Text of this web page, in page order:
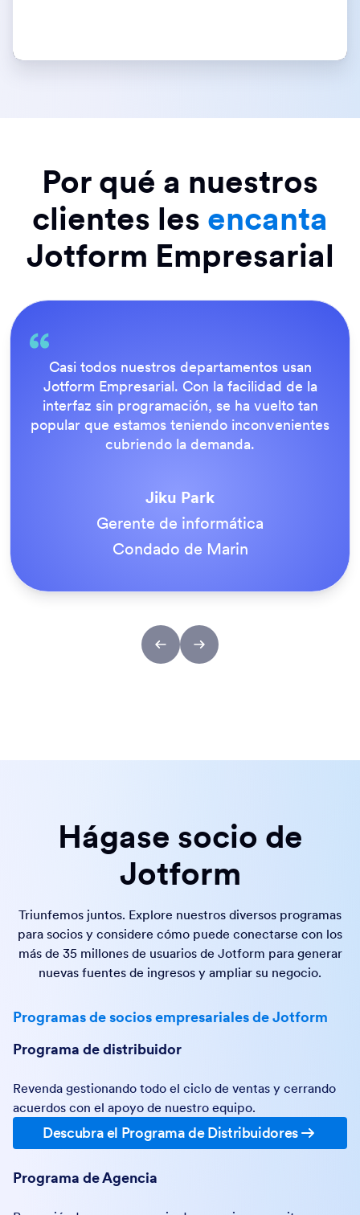
Por qué a nuestros
clientes les encanta
Jotform Empresarial
Todo es muy fácil para el usuario final, y el
equipo de soporte de Jotform es fantástico.
Una vez que todos nuestros formularios
estuvieron en funcionamiento, todos
estuvieron de acuerdo en que era la forma
Tony Richman
ACS Stainless Steel Fixings
Hágase socio de
Jotform
Triunfemos juntos. Explore nuestros diversos programas
para socios y considere cómo puede conectarse con los
más de 35 millones de usuarios de Jotform para generar
nuevas fuentes de ingresos y ampliar su negocio.
Programas de socios empresariales de Jotform
Programa de distribuidor
Revenda gestionando todo el ciclo de ventas y cerrando
acuerdos con el apoyo de nuestro equipo.
Descubra el Programa de Distribuidores
Programa de Agencia